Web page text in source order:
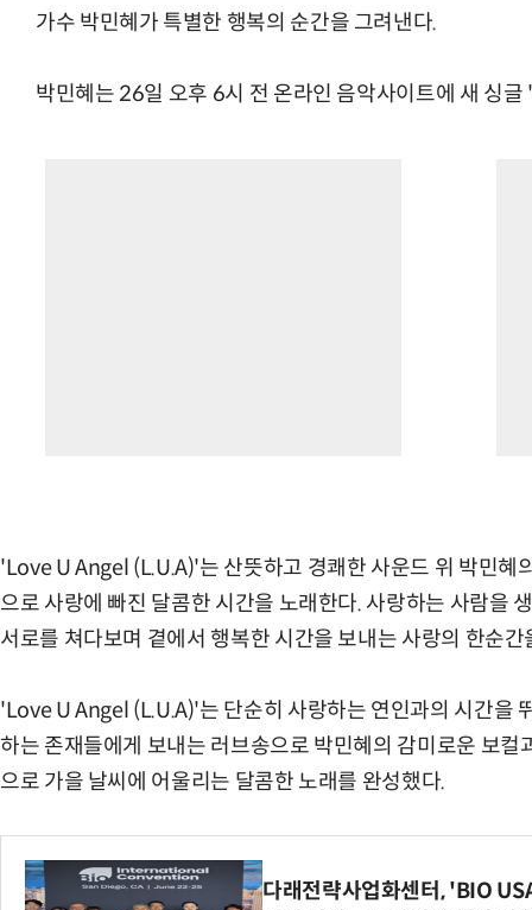
가수 박민혜가 특별한 행복의 순간을 그려낸다.
박민혜는 26일 오후 6시 전 온라인 음악사이트에 새 싱
'Love U Angel (L.U.A)'는 산뜻하고 경쾌한 사운드 위 박민혜
으로 사랑에 빠진 달콤한 시간을 노래한다. 사랑하는 사람을
서로를 쳐다보며 곁에서 행복한 시간을 보내는 사랑의 한순
'Love U Angel (L.U.A)'는 단순히 사랑하는 연인과의 시간을
하는 존재들에게 보내는 러브송으로 박민혜의 감미로운 보컬
으로 가을 날씨에 어울리는 달콤한 노래를 완성했다.
다래전략사업화센터, 'BIO